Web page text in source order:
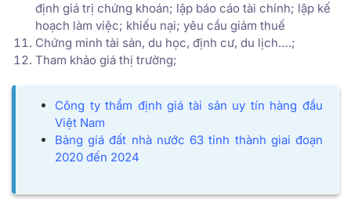
định giá trị chứng khoán; lập báo cáo tài chính; lập kế
hoạch làm việc; khiếu nại; yêu cầu giảm thuế
Chứng minh tài sản, du học, định cư, du lịch….;
Tham khảo giá thị trường;
Công ty thẩm định giá tài sản uy tín hàng đầu
Việt Nam
Bảng giá đất nhà nước 63 tỉnh thành giai đoạn
2020 đến 2024